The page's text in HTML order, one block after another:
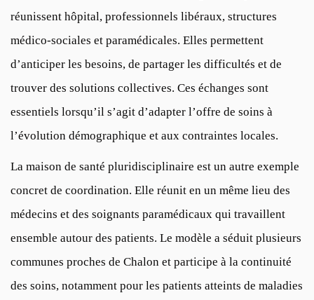
réunissent hôpital, professionnels libéraux, structures
médico-sociales et paramédicales. Elles permettent
d’anticiper les besoins, de partager les difficultés et de
trouver des solutions collectives. Ces échanges sont
essentiels lorsqu’il s’agit d’adapter l’offre de soins à
l’évolution démographique et aux contraintes locales.
La maison de santé pluridisciplinaire est un autre exemple
concret de coordination. Elle réunit en un même lieu des
médecins et des soignants paramédicaux qui travaillent
ensemble autour des patients. Le modèle a séduit plusieurs
communes proches de Chalon et participe à la continuité
des soins, notamment pour les patients atteints de maladies